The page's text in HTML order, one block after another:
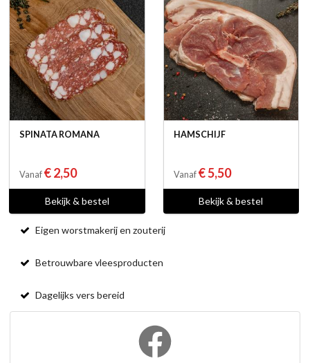
SPINATA ROMANA
Vanaf € 2,50
Bekijk & bestel
HAMSCHIJF
Vanaf € 5,50
Bekijk & bestel
Eigen worstmakerij en zouterij
Betrouwbare vleesproducten
Dagelijks vers bereid